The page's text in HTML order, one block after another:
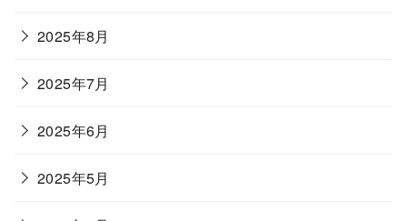
2025年8月
2025年7月
2025年6月
2025年5月